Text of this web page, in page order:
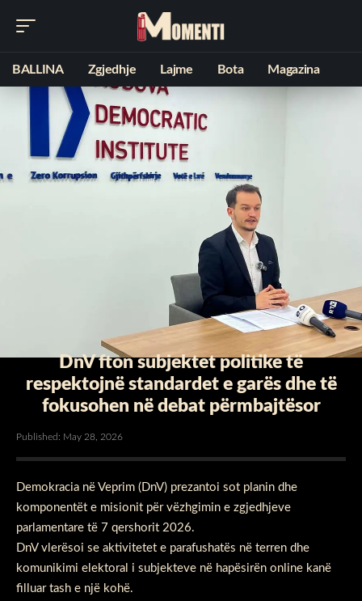
BALLINA Zgjedhje Lajme Bota Magazina
DnV fton subjektet politike të
respektojnë standardet e garës dhe të
fokusohen në debat përmbajtësor
Published: May 28, 2026
Demokracia në Veprim (DnV) prezantoi sot planin dhe
komponentët e misionit për vëzhgimin e zgjedhjeve
parlamentare të 7 qershorit 2026.
DnV vlerësoi se aktivitetet e parafushatës në terren dhe
komunikimi elektoral i subjekteve në hapësirën online kanë
filluar tash e një kohë.